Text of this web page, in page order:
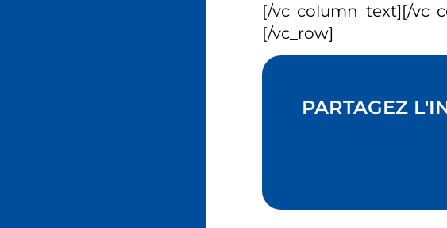
[/vc_column_text][/
[/vc_row]
PARTAGEZ